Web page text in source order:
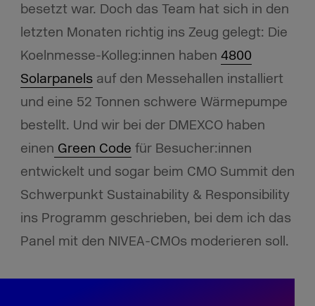
besetzt war. Doch das Team hat sich in den
letzten Monaten richtig ins Zeug gelegt: Die
Koelnmesse-Kolleg:innen haben 4800
Solarpanelsauf den Messehallen installiert
und eine 52 Tonnen schwere Wärmepumpe
bestellt. Und wir bei der DMEXCO haben
einen Green Code für Besucher:innen
entwickelt und sogar beim CMO Summit den
Schwerpunkt Sustainability & Responsibility
ins Programm geschrieben, bei dem ich das
Panel mit den NIVEA-CMOs moderieren soll.